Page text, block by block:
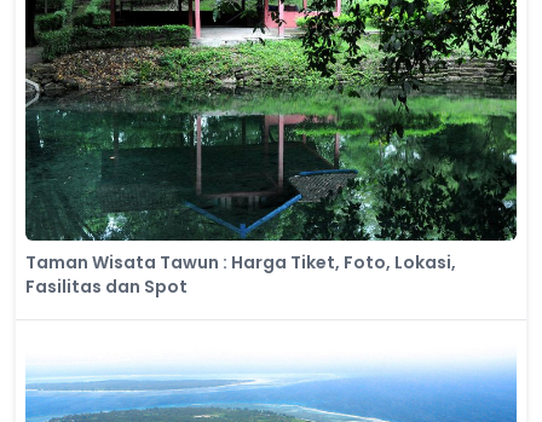
Taman Wisata Tawun : Harga Tiket, Foto, Lokasi,
Fasilitas dan Spot